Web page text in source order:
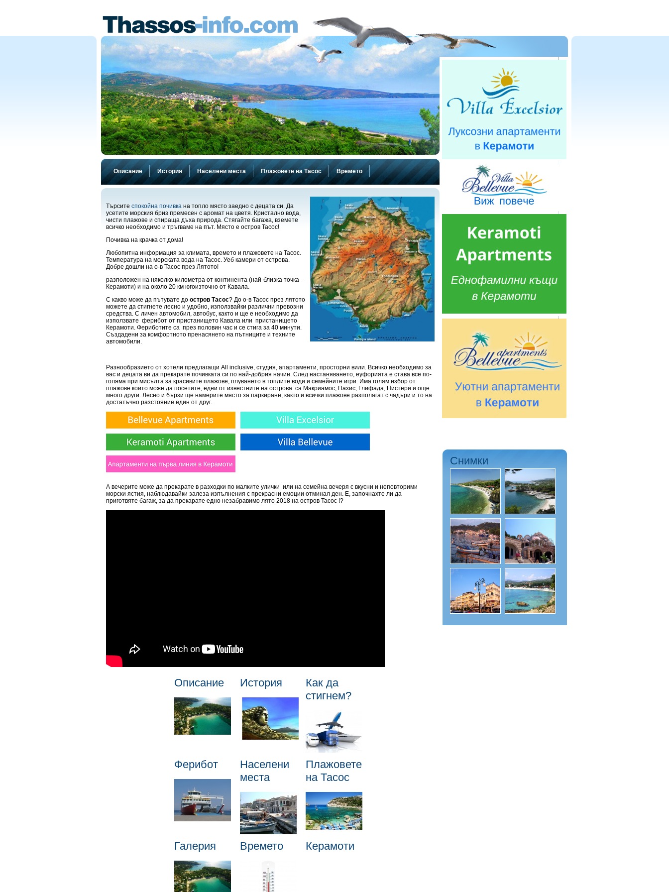
Описание История Населени места Плажовете на Тасос Времето
Снимки
Търсите спокойна почивка на топло място заедно с децата си. Да
усетите морския бриз премесен с аромат на цветя. Кристално вода,
чисти плажове и спираща дъха природа. Стягайте багажа, вземете
всичко необходимо и тръгваме на път. Mясто е остров Тасос!
Почивка на крачка от дома!
Любопитна информация за климата, времето и плажовете на Тасос.
Температура на морската вода на Тасос. Уеб камери от острова.
Добре дошли на о-в Тасос през Лятото!
разположен на няколко километра от континента (най-близка точка –
Керамоти) и на около 20 км югоизточно от Кавала.
С какво може да пътувате до остров Тасос? До о-в Тасос през лятото
можете да стигнете лесно и удобно, използвайки различни превозни
средства. С личен автомобил, автобус, както и ще е необходимо да
използвате ферибот от пристанището Кавала или пристанището
Керамоти. Фериботите са през половин час и се стига за 40 минути.
Създадени за комфортното пренасянето на пътниците и техните
автомобили.
Разнообразието от хотели предлагащи All inclusive, студия, апартаменти, просторни вили. Всичко необходимо за
вас и децата ви да прекарате почивката си по най-добрия начин. След настаняването, еуфорията е става все по-
голяма при мисълта за красивите плажове, плуването в топлите води и семейните игри. Има голям избор от
плажове които може да посетите, едни от известните на острова са Макриамос, Пахис, Глифада, Нистери и още
много други. Лесно и бързи ще намерите място за паркиране, както и всички плажове разполагат с чадъри и то на
достатъчно разстояние един от друг.
А вечерите може да прекарате в разходки по малките улички или на семейна вечеря с вкусни и неповторими
морски ястия, наблюдавайки залеза изпълнения с прекрасни емоции отминал ден. Е, започнахте ли да
приготвяте багаж, за да прекарате едно незабравимо лято 2018 на остров Тасос !?
Описание История
Как да
стигнем?
Ферибот
Населени
места
Плажовете
на Тасос
Галерия Времето Керамоти